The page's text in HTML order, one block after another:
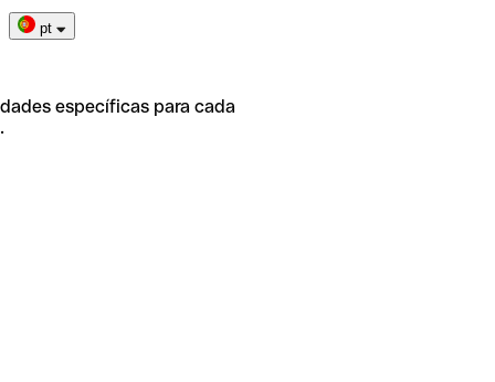
pt
específicas para cada